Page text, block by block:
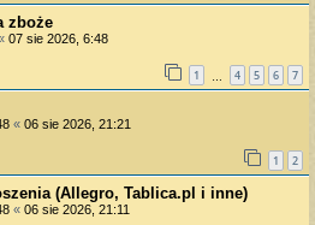
zboże
07 sie 2026, 6:48
1 4 5 6 7
« 06 sie 2026, 21:21
1 2
(Allegro, Tablica.pl i inne)
« 06 sie 2026, 21:11